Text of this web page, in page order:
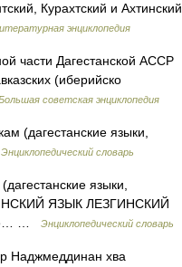
Курахтский и Ахтинский
энциклопедия
части Дагестанской АССР
(иберийско
советская энциклопедия
(дагестанские языки,
словарь
языки,
ЯЗЫК ЛЕЗГИНСКИЙ
…
Энциклопедический словарь
Наджмеддинан хва